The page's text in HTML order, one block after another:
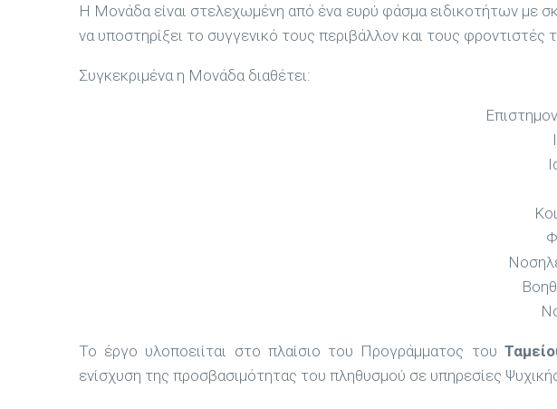
Η Μονάδα είναι στελεχωμένη από ένα ευρύ φάσμα ειδικοτήτων με
να υποστηρίξει το συγγενικό τους περιβάλλον και τους φροντιστές
Συγκεκριμένα η Μονάδα διαθέτει:
Το έργο υλοποειίται στο πλαίσιο του Προγράμματος του
ενίσχυση της προσβασιμότητας του πληθυσμού σε υπηρεσίες